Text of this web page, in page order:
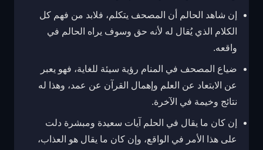
إن شاهد الحالم أن المصحف يتكلم، فلابد من فهم كل
الكلام الذي يُقال له لأنه حق وسوف يراه الحالم في
واقعه.
ضياع المصحف في المنام رؤية سيئة للغاية، فهو يعبر
عن الابتعاد عن العلم وإهمال القرآن عن عمد، وهذا له
نتائج وخيمة في الآخرة.
إن كان ما يقال في الحلم آيات سعيدة ومبشرة دلت
على هذا الأمر في الواقع، وإن كان ما يقال هو العذاب،